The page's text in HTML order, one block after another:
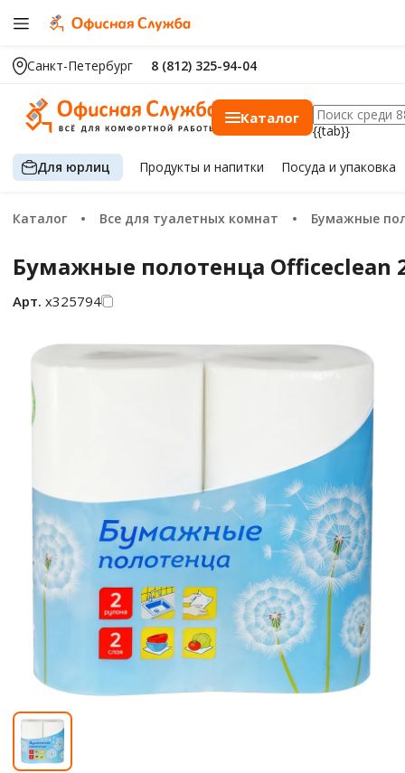
Санкт-Петербург 8 (812) 325-94-04
Каталог
{{tab}}
Для юрлиц Продуктыи напитки Посуда и упаковка
Каталог Все для туалетных комнат Бумажные
Бумажные полотенца Officeclean
Арт. х325794